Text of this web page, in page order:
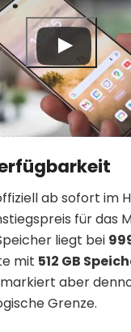
ab sofort im
für das
liegt bei
mit 512 GB
aber
Grenze.